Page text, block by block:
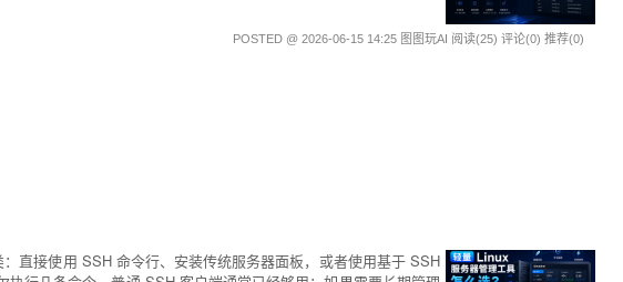
POSTED @ 2026-06-15 14:25 图图玩AI 阅读(25) 评论(0) 推荐(0)
直接使用 SSH 命令行、安装传统服务器面板，或者使用基于 SSH